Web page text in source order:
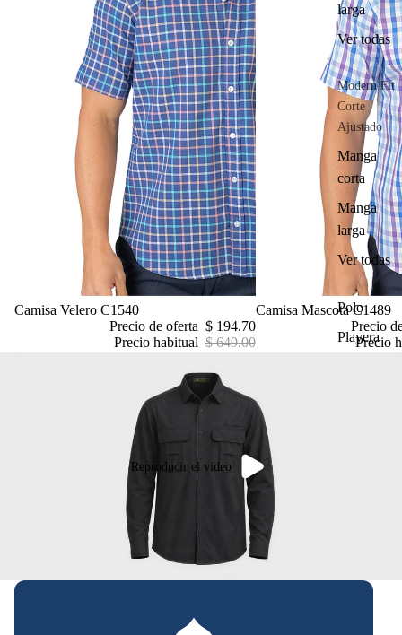
larga
Ver todas
Modern Fit
Corte
Ajustado
Manga
corta
Manga
larga
Ver todas
Polo
Playera
Oferta
Camisa Velero C1540
Precio de oferta $ 194.70
Precio habitual $ 649.00
Oferta
Camisa Mascota C1489
Precio
Precio
Reproducir el video